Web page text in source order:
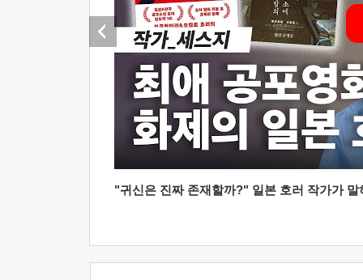
"귀신은 진짜 존재할까?" 일본 호러 작가가